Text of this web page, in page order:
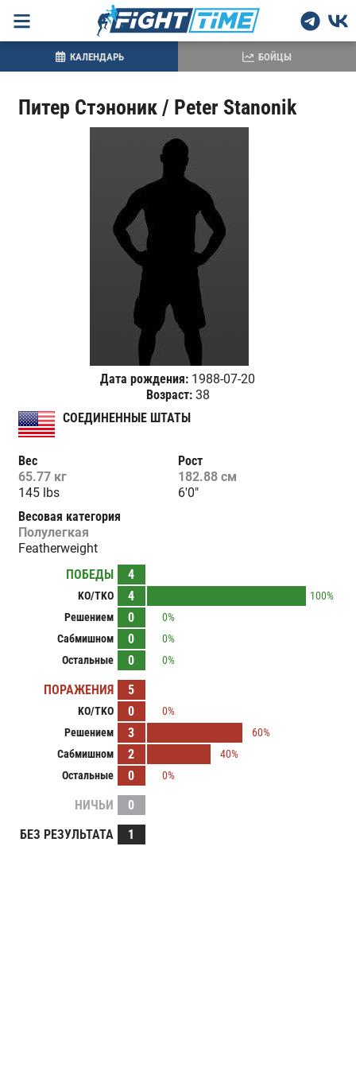
Питер Стэноник / Peter Stanonik
Дата рождения: 1988-07-20
Возраст:38
СОЕДИНЕННЫЕ ШТАТЫ
Вес
65.77 кг
145 lbs
Рост
182.88 см
6'0"
Весовая категория
Полулегкая
Featherweight
ПОБЕДЫ
4
KO/TKO 4
100%
Решением
0
0%
Сабмишном
0
0%
Остальные
0 0%
ПОРАЖЕНИЯ 5
KO/TKO 0
0%
Решением
3
60%
Сабмишном
2
40%
Остальные
0 0%
НИЧЬИ
0
БЕЗ РЕЗУЛЬТАТА
1
КАЛЕНДАРЬ БОЙЦЫ